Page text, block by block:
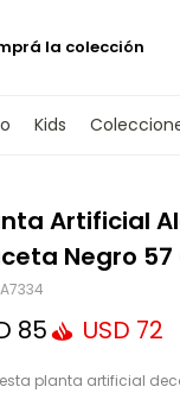
Kids
la colección
Artificial
Negro 57
85 USD 72
planta artificial